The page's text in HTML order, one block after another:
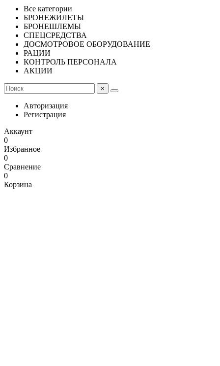
Все категории
БРОНЕЖИЛЕТЫ
БРОНЕШЛЕМЫ
СПЕЦСРЕДСТВА
ДОСМОТРОВОЕ ОБОРУДОВАНИЕ
РАЦИИ
КОНТРОЛЬ ПЕРСОНАЛА
АКЦИИ
×
Авторизация
Регистрация
Аккаунт
0
Избранное
0
Сравнение
0
Корзина